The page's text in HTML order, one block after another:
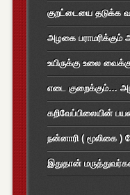
குறட்டையை தடுக்க
அழகை பராமரிக்கும்
உயிருக்கு உலை
எடை குறைக்கும்…
கறிவேப்பிலையின்
நன்னாரி ( மூலிகை )
இதுதான்